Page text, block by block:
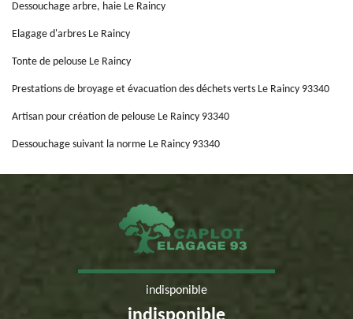
Dessouchage arbre, haie Le Raincy
Elagage d'arbres Le Raincy
Tonte de pelouse Le Raincy
Prestations de broyage et évacuation des déchets verts Le Raincy 93340
Artisan pour création de pelouse Le Raincy 93340
Dessouchage suivant la norme Le Raincy 93340
indisponible